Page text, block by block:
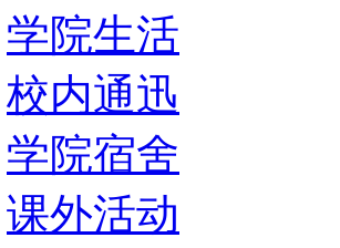
学院生活
校内通迅
学院宿舍
课外活动